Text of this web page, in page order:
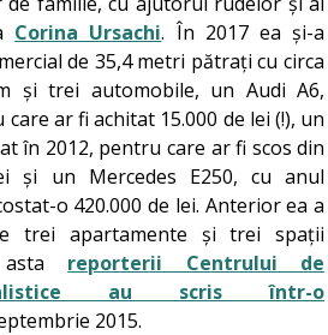
Corina Ursachi. În 2017 ea și-a
de 35,4 metri pătrați cu circa
și trei automobile, un Audi A6,
ar fi achitat 15.000 de lei (!), un
în 2012, pentru care ar fi scos din
și un Mercedes E250, cu anul
o 420.000 de lei. Anterior ea a
trei apartamente și trei spații
asta reporterii Centrului de
au scris într-o
2015.